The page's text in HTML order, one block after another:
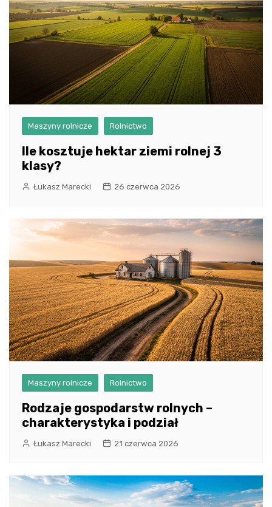
Maszyny rolnicze Rolnictwo
Ile kosztuje hektar ziemi rolnej 3
klasy?
Łukasz Marecki 26 czerwca 2026
Maszyny rolnicze Rolnictwo
Rodzaje gospodarstw rolnych –
charakterystyka i podział
Łukasz Marecki 21 czerwca 2026